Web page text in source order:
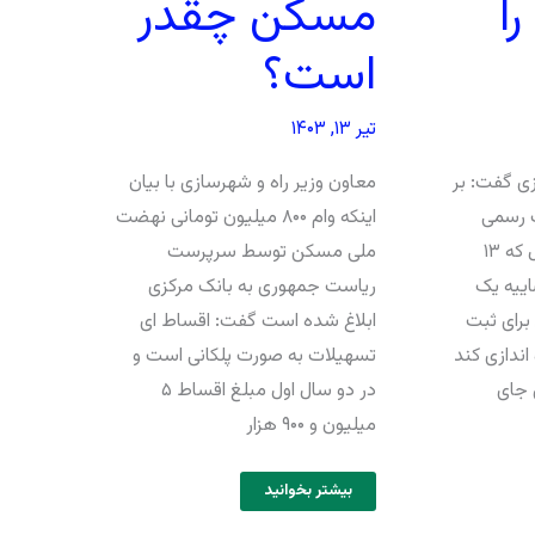
گفت: بر
رسمی
معاملات اموال غیرمنقول که ۱۳
یک
ثبت
کند
جای
مسکن چقدر
است؟
تیر ۱۳, ۱۴۰۳
معاون وزیر راه و شهرسازی با بیان
اینکه وام ۸۰۰ میلیون تومانی نهضت
ملی مسکن توسط سرپرست
ریاست جمهوری به بانک مرکزی
ابلاغ شده است گفت: اقساط ای
تسهیلات به صورت پلکانی است و
در دو سال اول مبلغ اقساط ۵
میلیون و ۹۰۰ هزار
بیشتر بخوانید